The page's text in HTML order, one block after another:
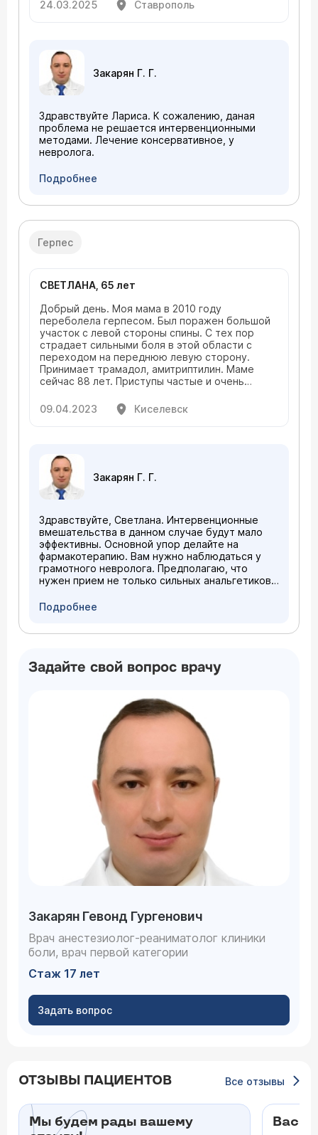
консультацию вы можете позвонить по
Хроническая боль — это серьезно, но с
современными методами медицины она
поддается контролю. Будем рады помочь вам
вернуться к полноценной жизни без боли.
21.00 становятся мучительными, к утру
24.03.2025 Ставрополь
Закарян Г. Г.
Здравствуйте Лариса. К сожалению, даная
проблема не решается интервенционными
методами. Лечение консервативное, у
невролога.
Подробнее
Герпес
СВЕТЛАНА, 65 лет
Добрый день. Моя мама в 2010 году
переболела герпесом. Был поражен большой
участок с левой стороны спины. С тех пор
страдает сильными боля в этой области с
переходом на переднюю левую сторону.
Принимает трамадол, амитриптилин. Маме
сейчас 88 лет. Приступы частые и очень
можно предпринять для того, чтобы облегчить
ее состояние. Спасибо.
09.04.2023 Киселевск
Закарян Г. Г.
Здравствуйте, Светлана. Интервенционные
вмешательства в данном случае будут мало
эффективны. Основной упор делайте на
фармакотерапию. Вам нужно наблюдаться у
грамотного невролога. Предполагаю, что
нужен прием не только сильных анальгетиков
антиконвульсантов, пластырей, витаминных
комплексов, иммуномодуляторов и пр. Важен
наблюдение. К сожалению, современная
медицина не придумала еще способ простого
Наберитесь терпения.
Подробнее
Задайте свой вопрос врачу
Закарян Гевонд Гургенович
Врач анестезиолог-реаниматолог клиники
боли, врач первой категории
Стаж 17 лет
Задать вопрос
ОТЗЫВЫ ПАЦИЕНТОВ Все отзывы
Мы будем рады вашему